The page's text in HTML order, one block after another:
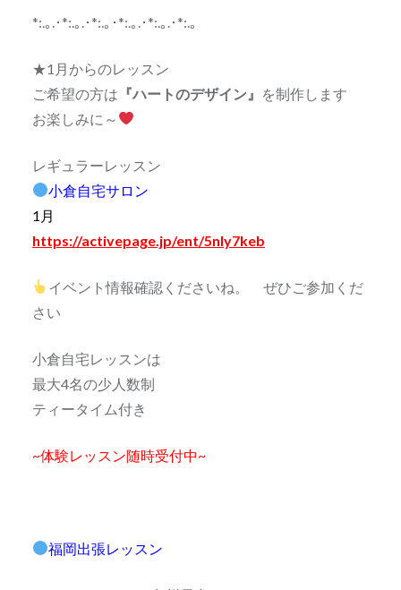
*:.｡.･*:.｡.･*:.｡･*:.｡.･*:.｡.･*:.｡
★1月からのレッスン
ご希望の方は 『ハートのデザイン』 を制作します
お楽しみに～
レギュラーレッスン
小倉自宅サロン
1月
https://activepage.jp/ent/5nly7keb
イベント情報確認くださいね。 ぜひご参加くだ
さい
小倉自宅レッスンは
最大4名の少人数制
ティータイム付き
~体験レッスン随時受付中~
福岡出張レッスン